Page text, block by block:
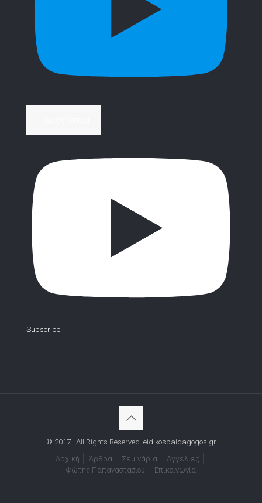
Subscribe
© 2017 . All Rights Reserved. eidikospaidagogos.gr
Αρχική
Άρθρα Σεμινάρια
Αγγελίες
Φώτης Παπαναστασίου
Επικοινωνία